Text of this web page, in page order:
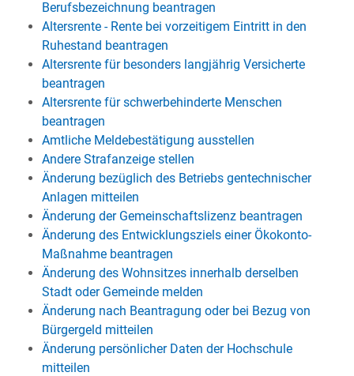
Berufsbezeichnung beantragen
Altersrente - Rente bei vorzeitigem Eintritt in den
Ruhestand beantragen
Altersrente für besonders langjährig Versicherte
beantragen
Altersrente für schwerbehinderte Menschen
beantragen
Amtliche Meldebestätigung ausstellen
Andere Strafanzeige stellen
Änderung bezüglich des Betriebs gentechnischer
Anlagen mitteilen
Änderung der Gemeinschaftslizenz beantragen
Änderung des Entwicklungsziels einer Ökokonto-
Maßnahme beantragen
Änderung des Wohnsitzes innerhalb derselben
Stadt oder Gemeinde melden
Änderung nach Beantragung oder bei Bezug von
Bürgergeld mitteilen
Änderung persönlicher Daten der Hochschule
mitteilen